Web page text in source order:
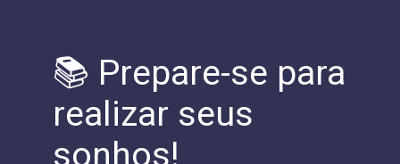
📚 Prepare-se para
realizar seus
sonhos!